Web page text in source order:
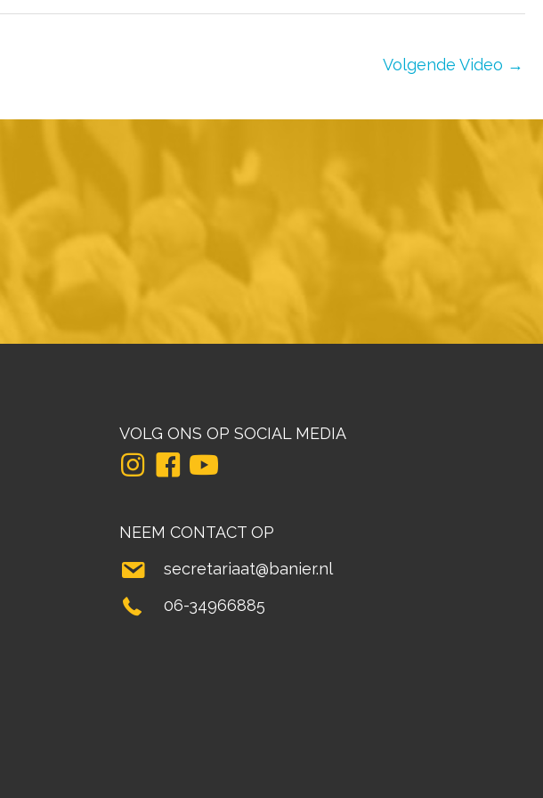
Volgende Video →
VOLG ONS OP SOCIAL MEDIA
NEEM CONTACT OP
secretariaat@banier.nl
06-34966885